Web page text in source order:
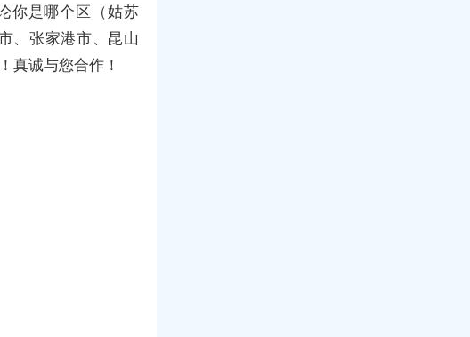
你是哪个区（姑苏
、张家港市、昆山
真诚与您合作！